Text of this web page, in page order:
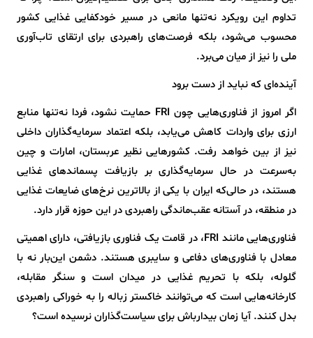
تداوم این رویکرد نه‌تنها مانعی در مسیر خودکفایی غذایی کشور
محسوب می‌شود، بلکه فرصت‌های راهبردی برای ارتقای تاب‌آوری
ملی را نیز از میان می‌برد.
آینده‌ای که نباید از دست برود
اگر امروز از فناوری‌هایی چون FRI حمایت نشود، فردا نه‌تنها منابع
ارزی برای واردات کاهش می‌یابد، بلکه اعتماد سرمایه‌گذاران داخلی
نیز از بین خواهد رفت. کشورهایی نظیر عربستان، امارات و چین
به‌سرعت در حال سرمایه‌گذاری بر بازیافت پسماندهای غذایی
هستند، در حالی‌که ایران با یکی از بالاترین نرخ‌های ضایعات غذایی
در منطقه، در آستانه عقب‌ماندگی راهبردی در این حوزه قرار دارد.
فناوری‌هایی مانند FRI، در قامت یک فناوری بازیافتی، دارای اهمیتی
معادل با فناوری‌های دفاعی و سایبری هستند. دشمن این‌بار نه با
گلوله، بلکه با تحریم غذایی در میدان است و سنگر مقابله،
کارخانه‌هایی است که می‌توانند خاکستر زباله را به خوراکی راهبردی
بدل کنند. آیا زمان بیدارباش برای سیاست‌گذاران نرسیده است؟